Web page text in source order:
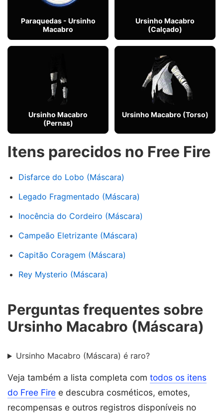
Paraquedas - Ursinho
Macabro
Ursinho Macabro
(Calçado)
Ursinho Macabro
(Pernas)
Ursinho Macabro (Torso)
Itens parecidos no Free Fire
Disfarce do Lobo (Máscara)
Legado Fragmentado (Máscara)
Inocência do Cordeiro (Máscara)
Campeão Eletrizante (Máscara)
Capitão Coragem (Máscara)
Rey Mysterio (Máscara)
Perguntas frequentes sobre
Ursinho Macabro (Máscara)
Ursinho Macabro (Máscara) é raro?
Veja também a lista completa com todos os itens
do Free Fire e descubra cosméticos, emotes,
recompensas e outros registros disponíveis no